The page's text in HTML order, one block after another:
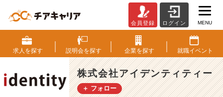
の
就
活
の
軌
跡』
会員登録 ログイン MENU
求人を探す 説明会を探す 企業を探す 就職イベント
株式会社アイデンティティー
＋ フォロー